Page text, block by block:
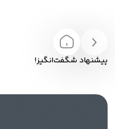
پیشنهاد شگفت‌انگیز!